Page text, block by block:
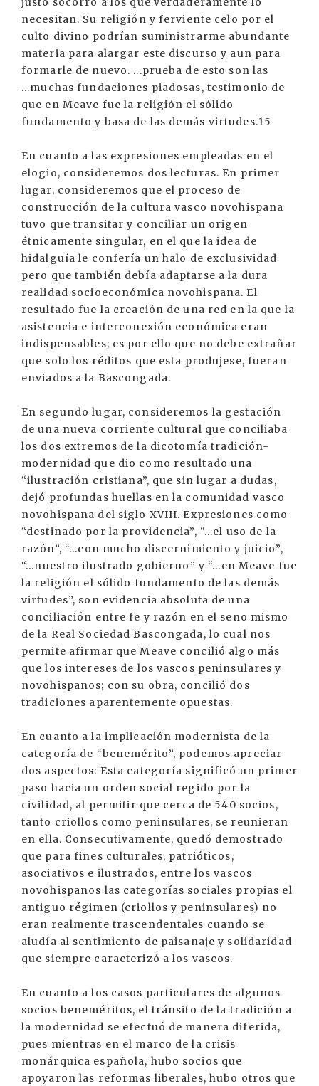
necesitan. Su religión y ferviente celo por el
culto divino podrían suministrarme abundante
materia para alargar este discurso y aun para
formarle de nuevo. ...prueba de esto son las
...muchas fundaciones piadosas, testimonio de
que en Meave fue la religión el sólido
fundamento y basa de las demás virtudes.15
En cuanto a las expresiones empleadas en el
elogio, consideremos dos lecturas. En primer
lugar, consideremos que el proceso de
construcción de la cultura vasco novohispana
tuvo que transitar y conciliar un origen
étnicamente singular, en el que la idea de
hidalguía le confería un halo de exclusividad
pero que también debía adaptarse a la dura
realidad socioeconómica novohispana. El
resultado fue la creación de una red en la que la
asistencia e interconexión económica eran
indispensables; es por ello que no debe extrañar
que solo los réditos que esta produjese, fueran
enviados a la Bascongada.
En segundo lugar, consideremos la gestación
de una nueva corriente cultural que conciliaba
los dos extremos de la dicotomía tradición-
modernidad que dio como resultado una
“ilustración cristiana”, que sin lugar a dudas,
dejó profundas huellas en la comunidad vasco
novohispana del siglo XVIII. Expresiones como
“destinado por la providencia”, “...el uso de la
razón”, “...con mucho discernimiento y juicio”,
“...nuestro ilustrado gobierno” y “...en Meave fue
la religión el sólido fundamento de las demás
virtudes”, son evidencia absoluta de una
conciliación entre fe y razón en el seno mismo
de la Real Sociedad Bascongada, lo cual nos
permite afirmar que Meave concilió algo más
que los intereses de los vascos peninsulares y
novohispanos; con su obra, concilió dos
tradiciones aparentemente opuestas.
En cuanto a la implicación modernista de la
categoría de “benemérito”, podemos apreciar
dos aspectos: Esta categoría significó un primer
paso hacia un orden social regido por la
civilidad, al permitir que cerca de 540 socios,
tanto criollos como peninsulares, se reunieran
en ella. Consecutivamente, quedó demostrado
que para fines culturales, patrióticos,
asociativos e ilustrados, entre los vascos
novohispanos las categorías sociales propias el
antiguo régimen (criollos y peninsulares) no
eran realmente trascendentales cuando se
aludía al sentimiento de paisanaje y solidaridad
que siempre caracterizó a los vascos.
En cuanto a los casos particulares de algunos
socios beneméritos, el tránsito de la tradición a
la modernidad se efectuó de manera diferida,
pues mientras en el marco de la crisis
monárquica española, hubo socios que
apoyaron las reformas liberales, hubo otros que